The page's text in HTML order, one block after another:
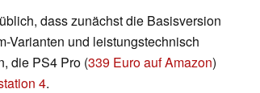
dass zunächst die Basisversion
Varianten und leistungstechnisch
die PS4 Pro (339 Euro auf Amazon)
4.